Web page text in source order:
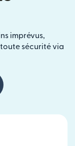
imprévus,
sécurité via